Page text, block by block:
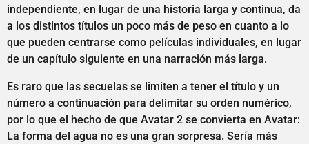
independiente, en lugar de una historia larga y continua, da
a los distintos títulos un poco más de peso en cuanto a lo
que pueden centrarse como películas individuales, en lugar
de un capítulo siguiente en una narración más larga.
Es raro que las secuelas se limiten a tener el título y un
número a continuación para delimitar su orden numérico,
por lo que el hecho de que Avatar 2 se convierta en Avatar:
La forma del agua no es una gran sorpresa. Sería más